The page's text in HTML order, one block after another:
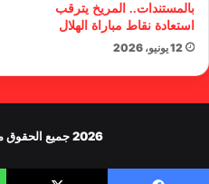
بالمستندات.. المريخ يترقب
استعادة نقاط مباراة الهلال
12 يونيو، 2026
2026 جميع الحقوق محفوظة للرد كاسل